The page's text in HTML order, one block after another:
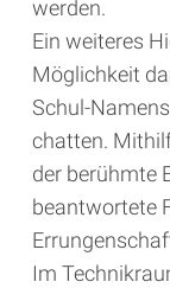
werden.
Ein weiteres
Möglichkeit
Schul-
chatten.
der berühmte
beantwortete
Im